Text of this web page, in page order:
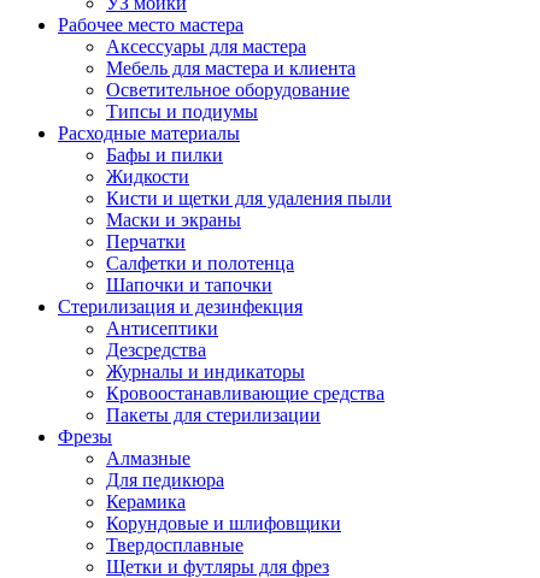
Рабочее место мастера
Аксессуары для мастера
Мебель для мастера и клиента
Осветительное оборудование
Типсы и подиумы
Расходные материалы
Бафы и пилки
Жидкости
Кисти и щетки для удаления пыли
Маски и экраны
Перчатки
Салфетки и полотенца
Шапочки и тапочки
Стерилизация и дезинфекция
Антисептики
Дезсредства
Журналы и индикаторы
Кровоостанавливающие средства
Пакеты для стерилизации
Фрезы
Алмазные
Для педикюра
Керамика
Корундовые и шлифовщики
Твердосплавные
Щетки и футляры для фрез